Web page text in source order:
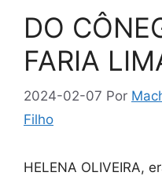
DO
FARIA
2024-02-07 Por
Filho
HELENA OLIVEIRA,